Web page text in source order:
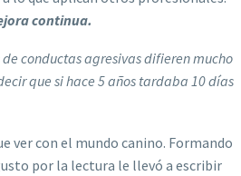
continua.
conductas agresivas difieren mucho
que si hace 5 años tardaba 10 días
ver con el mundo canino. Formando
por la lectura le llevó a escribir